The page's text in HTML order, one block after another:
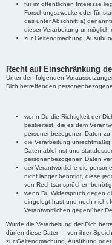
für im öffentlichen Interesse
Forschungszwecke oder für
das unter Abschnitt a)
dieser Verarbeitung
zur Geltendmachung,
Recht auf Einschränkung
Unter den folgenden
Dich betreffenden
wenn Du die Richtigkeit der
bestreitest, die es dem
personenbezogenen Daten zu
die Verarbeitung
Daten ablehnst und
personenbezogenen Daten
der Verantwortliche die
nicht länger benötigt, diese
von Rechtsansprüchen
wenn Du Widerspruch gegen
eingelegt hast und noch nicht
Verantwortlichen gegenüber
Wurde die Verarbeitung der Dich
dürfen diese Daten – von ihrer
zur Geltendmachung, Ausübung